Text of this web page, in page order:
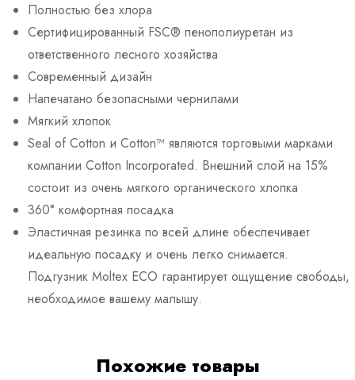
Полностью без хлора
Сертифицированный FSC® пенополиуретан из
ответственного лесного хозяйства
Современный дизайн
Напечатано безопасными чернилами
Мягкий хлопок
Seal of Cotton и Cotton™ являются торговыми марками
компании Cotton Incorporated. Внешний слой на 15%
состоит из очень мягкого органического хлопка
360° комфортная посадка
Эластичная резинка по всей длине обеспечивает
идеальную посадку и очень легко снимается.
Подгузник Moltex ECO гарантирует ощущение свободы,
необходимое вашему малышу.
Похожие товары